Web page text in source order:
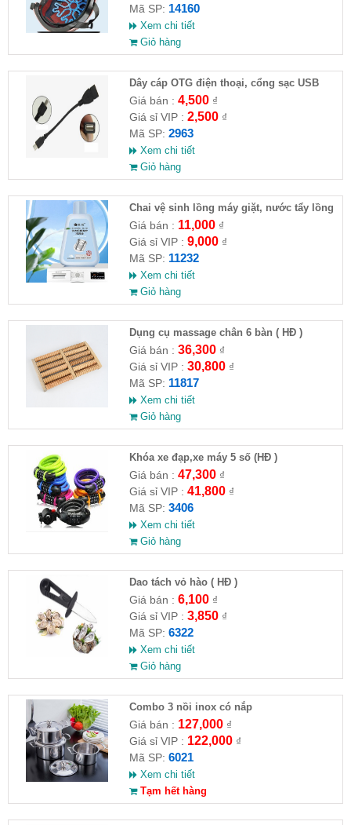
Mã SP: 14160
Xem chi tiết
Giỏ hàng
Dây cáp OTG điện thoại, cổng sạc USB
Giá bán : 4,500₫
Giá sỉ VIP : 2,500₫
Mã SP: 2963
Xem chi tiết
Giỏ hàng
Chai vệ sinh lồng máy giặt, nước tẩy lồng
máy giặt CLEANING FLUID
Giá bán : 11,000₫
Giá sỉ VIP : 9,000₫
Mã SP: 11232
Xem chi tiết
Giỏ hàng
Dụng cụ massage chân 6 bàn ( HĐ )
Giá bán : 36,300₫
Giá sỉ VIP : 30,800₫
Mã SP: 11817
Xem chi tiết
Giỏ hàng
Khóa xe đạp,xe máy 5 số (HĐ )
Giá bán : 47,300₫
Giá sỉ VIP : 41,800₫
Mã SP: 3406
Xem chi tiết
Giỏ hàng
Dao tách vỏ hào ( HĐ )
Giá bán : 6,100₫
Giá sỉ VIP : 3,850₫
Mã SP: 6322
Xem chi tiết
Giỏ hàng
Combo 3 nồi inox có nắp
Giá bán : 127,000₫
Giá sỉ VIP : 122,000₫
Mã SP: 6021
Xem chi tiết
Tạm hết hàng